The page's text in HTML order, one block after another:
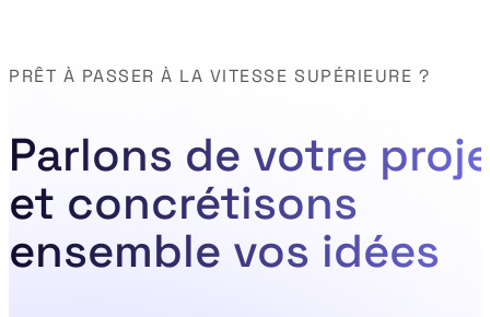
Parlons de votre
et concrétisons
ensemble vos idées
PRÊT À PASSER À LA VITESSE SUPÉRIEURE ?